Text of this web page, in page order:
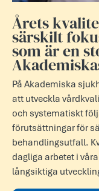
Årets
särskilt
som är en
På Akademiska
att utveckla
och systematiskt
förutsättningar för
behandlingsutfall.
dagliga arbetet i
långsiktiga